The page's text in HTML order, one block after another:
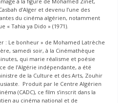
d’Alger et devenu l’une des
du cinéma algérien, notamment
« Tahia ya Dido » (1971).
: Le bonheur » de Mohamed Latrèche
samedi soir, à la Cinémathèque
qui marie réalisme et poésie
de l’Algérie indépendante, a été
de la Culture et des Arts, Zouhir
Produit par le Centre Algérien
(CADC), ce film s’inscrit dans la
au cinéma national et de